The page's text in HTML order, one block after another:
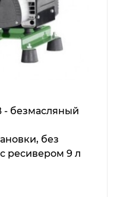
- безмасляный
без
ресивером 9 л